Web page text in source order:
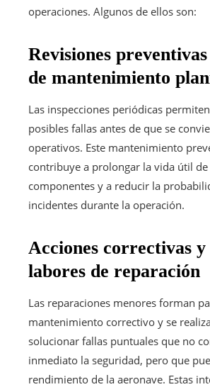
operaciones. Algunos de ellos son:
Revisiones
de mantenimiento
Las inspecciones periódicas
posibles fallas antes de que se
operativos. Este mantenimiento
contribuye a prolongar la vida útil
componentes y a reducir la
incidentes durante la operación.
Acciones correctivas y
labores de reparación
Las reparaciones menores forman
mantenimiento correctivo y se
solucionar fallas puntuales que no
inmediato la seguridad, pero que
rendimiento de la aeronave. Estas